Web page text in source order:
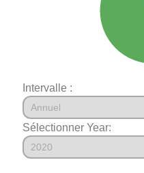
Intervalle :
Sélectionner Year: